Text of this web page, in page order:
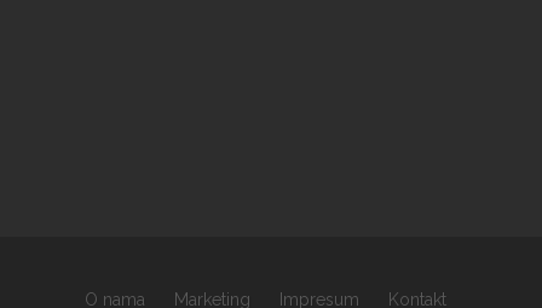
O nama Marketing Impresum Kontakt